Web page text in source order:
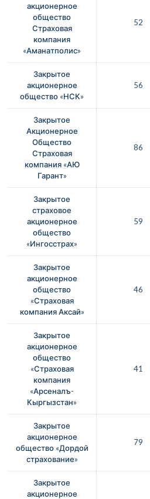
акционерное
общество
Страховая
компания
«Аманатполис»
52
Закрытое
акционерное
общество «НСК»
56
Закрытое
Акционерное
Общество
Страховая
компания «АЮ
Гарант»
86
Закрытое
страховое
акционерное
общество
«Ингосстрах»
59
Закрытое
акционерное
общество
«Страховая
компания Аксай»
46
Закрытое
акционерное
общество
«Страховая
компания
«Арсеналъ-
Кыргызстан»
41
Закрытое
акционерное
общество «Дордой
страхование»
79
Закрытое
акционерное